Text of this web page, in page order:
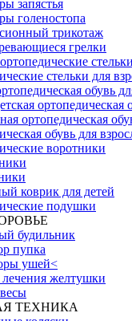
запястья
голеностопа
трикотаж
грелки
стельки
стельки для
обувь
ортопедическая
ортопедическая
обувь для
воротники
коврик для детей
подушки
будильник
пупка
ушей<
желтушки
ТЕХНИКА